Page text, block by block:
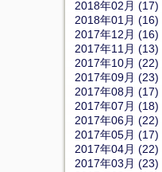
2018年02月 (17)
2018年01月 (16)
2017年12月 (16)
2017年11月 (13)
2017年10月 (22)
2017年09月 (23)
2017年08月 (17)
2017年07月 (18)
2017年06月 (22)
2017年05月 (17)
2017年04月 (22)
2017年03月 (23)